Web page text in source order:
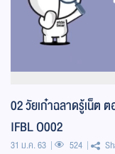
02 วัยเก๋าฉลาดรู้เน็ต
IFBL O002
31 ม.ค. 63 524